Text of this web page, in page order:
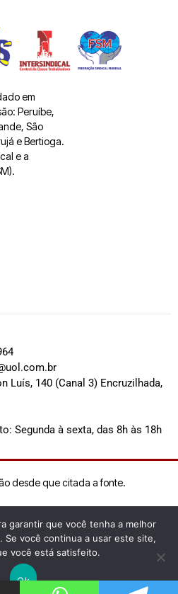
em
Peruíbe,
São
e Bertioga.
e a
Luís, 140 (Canal 3) Encruzilhada,
Segunda à sexta, das 8h às 18h
desde que citada a fonte.
garantir que você tenha a melhor
Se você continua a usar este site,
você está satisfeito.
Ok